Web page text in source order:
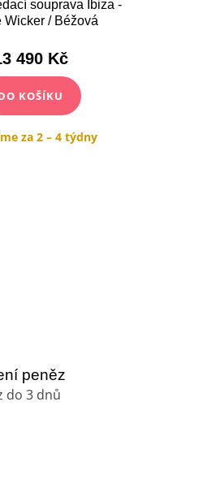
souprava Ibiza -
Wicker / Béžová
490 Kč
KOŠÍKU
za 2 – 4 týdny
peněz
do 3 dnů